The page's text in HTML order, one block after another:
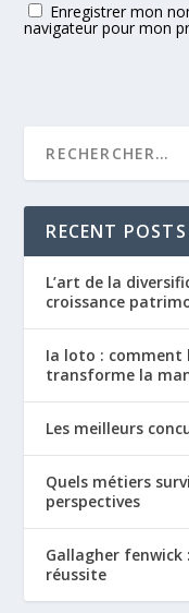
Enregistrer mon
navigateur pour mon
RECENT POSTS
L’art de la
croissance
Ia loto : comment
transforme la
Les meilleurs
Quels métiers
perspectives
Gallagher fenwick
réussite